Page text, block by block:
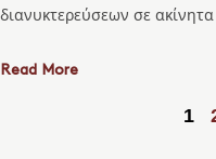
διανυκτερεύσεων σε
Read More
1